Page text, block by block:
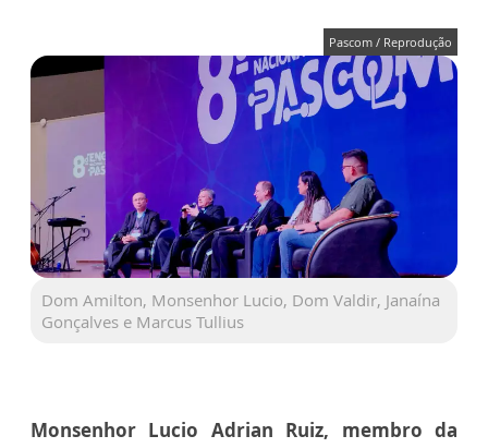
Pascom / Reprodução
Dom Amilton, Monsenhor Lucio, Dom Valdir, Janaína
Gonçalves e Marcus Tullius
Monsenhor Lucio Adrian Ruiz, membro da